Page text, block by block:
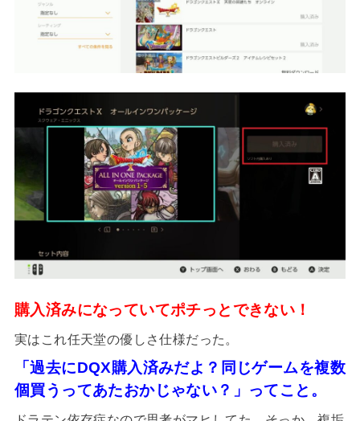
購入済みになっていてポチっとできない！
実はこれ任天堂の優しさ仕様だった。
「過去にDQX購入済みだよ？同じゲームを複数
個買うってあたおかじゃない？」ってこと。